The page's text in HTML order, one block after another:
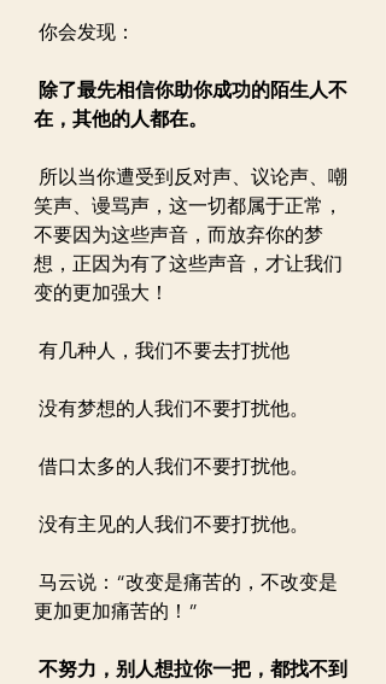
你会发现：
除了最先相信你助你成功的陌生人不
在，其他的人都在。
笑声、谩骂声，这一切都属于正常，
不要因为这些声音，而放弃你的梦
想，正因为有了这些声音，才让我们
变的更加强大！
有几种人，我们不要去打扰他
没有梦想的人我们不要打扰他。
借口太多的人我们不要打扰他。
没有主见的人我们不要打扰他。
更加更加痛苦的！”
不努力，别人想拉你一把，都找不到